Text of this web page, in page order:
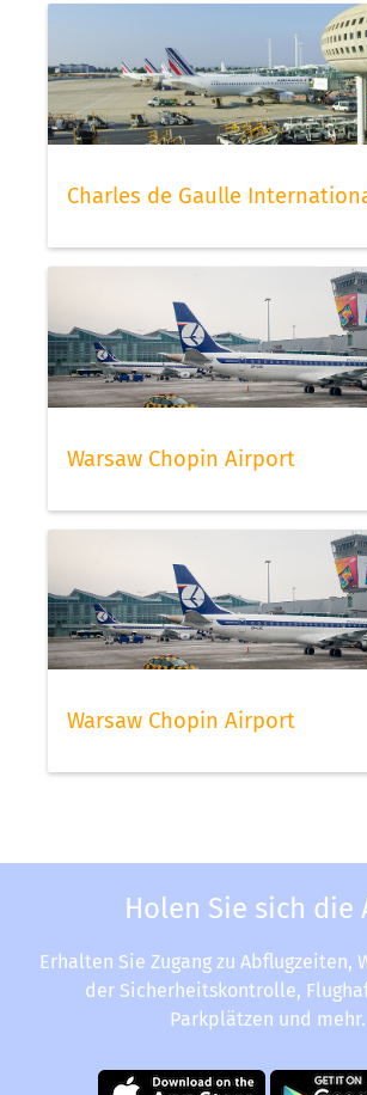
Charles de Gaulle
Warsaw Chopin Airport
Warsaw Chopin Airport
Holen Sie sich die
Erhalten Sie Zugang zu Abflugzeiten,
der Sicherheitskontrolle,
Parkplätzen und mehr.